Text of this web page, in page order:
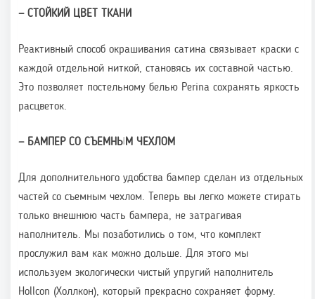
— СТОЙКИЙ ЦВЕТ ТКАНИ
Реактивный способ окрашивания сатина связывает краски с
каждой отдельной ниткой, становясь их составной частью.
Это позволяет постельному белью Perina сохранять яркость
расцветок.
— БАМПЕР СО СЪЕМНЫМ ЧЕХЛОМ
Для дополнительного удобства бампер сделан из отдельных
частей со съемным чехлом. Теперь вы легко можете стирать
только внешнюю часть бампера, не затрагивая
наполнитель. Мы позаботились о том, что комплект
прослужил вам как можно дольше. Для этого мы
используем экологически чистый упругий наполнитель
Hollcon (Холлкон), который прекрасно сохраняет форму.